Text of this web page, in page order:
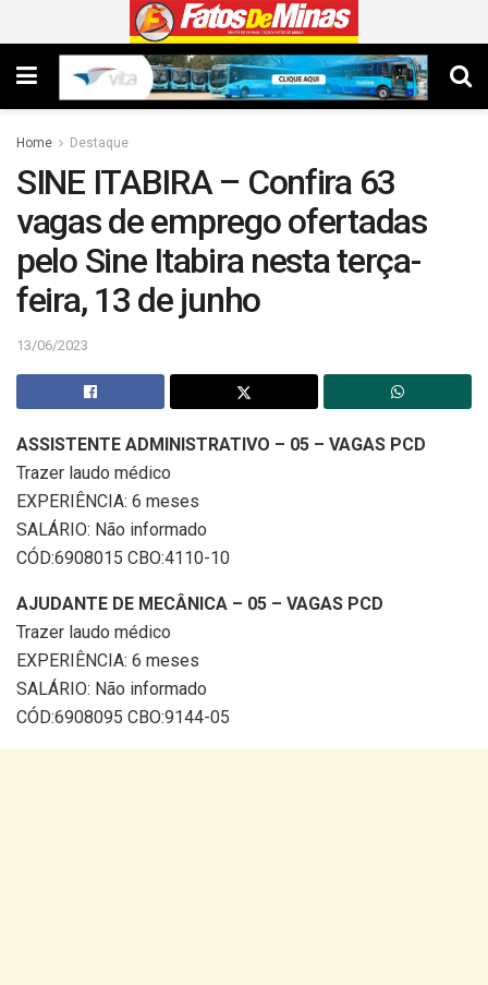
Home Destaque
SINE ITABIRA – Confira 63
vagas de emprego ofertadas
pelo Sine Itabira nesta terça-
feira, 13 de junho
13/06/2023
ASSISTENTE ADMINISTRATIVO – 05 – VAGAS PCD
Trazer laudo médico
EXPERIÊNCIA: 6 meses
SALÁRIO: Não informado
CÓD:6908015 CBO:4110-10
AJUDANTE DE MECÂNICA – 05 – VAGAS PCD
Trazer laudo médico
EXPERIÊNCIA: 6 meses
SALÁRIO: Não informado
CÓD:6908095 CBO:9144-05